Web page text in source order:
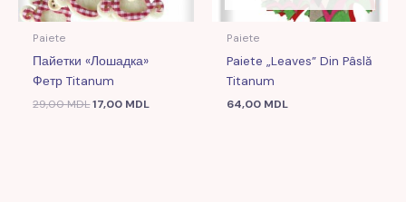
Paiete
Пайетки «Лошадка»
Фетр Titanum
29,00MDL17,00 MDL
Paiete
Paiete „Leaves” Din Pâslă
Titanum
64,00 MDL